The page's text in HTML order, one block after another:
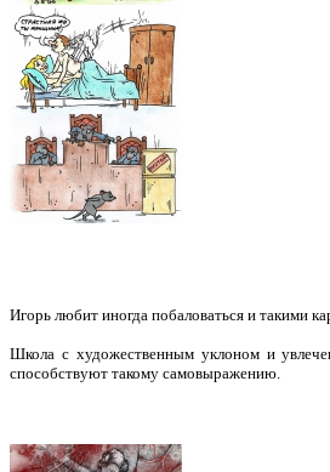
Игорь любит иногда побаловаться и такими
Школа с художественным уклоном и
способствуют такому самовыражению.